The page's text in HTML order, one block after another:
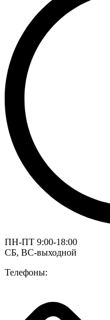
ПН-ПТ 9:00-18:00
СБ, ВС-выходной
Телефоны: